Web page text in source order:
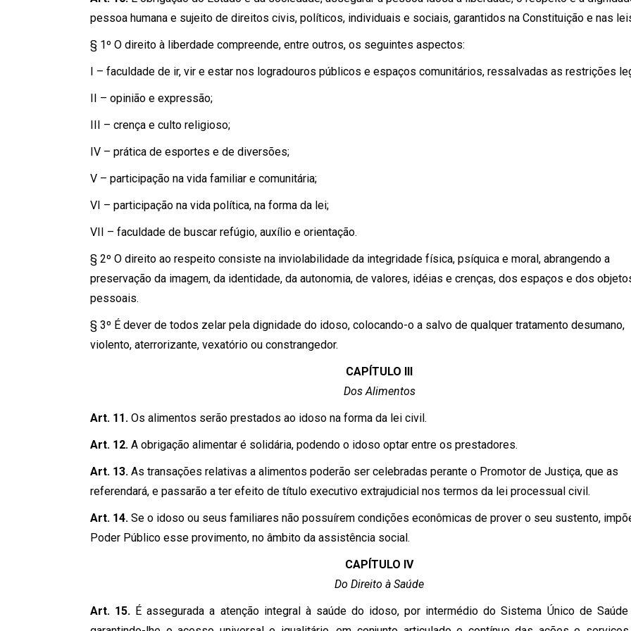
pessoa humana e sujeito de direitos civis, políticos, individuais e sociais, garantidos na Constituição e nas
§ 1º O direito à liberdade compreende, entre outros, os seguintes aspectos:
I – faculdade de ir, vir e estar nos logradouros públicos e espaços comunitários, ressalvadas as restrições
II – opinião e expressão;
III – crença e culto religioso;
IV – prática de esportes e de diversões;
V – participação na vida familiar e comunitária;
VI – participação na vida política, na forma da lei;
VII – faculdade de buscar refúgio, auxílio e orientação.
§ 2º O direito ao respeito consiste na inviolabilidade da integridade física, psíquica e moral, abrangendo a
preservação da imagem, da identidade, da autonomia, de valores, idéias e crenças, dos espaços e dos
pessoais.
§ 3º É dever de todos zelar pela dignidade do idoso, colocando-o a salvo de qualquer tratamento desumano,
violento, aterrorizante, vexatório ou constrangedor.
CAPÍTULO III
Dos Alimentos
Art. 11. Os alimentos serão prestados ao idoso na forma da lei civil.
Art. 12. A obrigação alimentar é solidária, podendo o idoso optar entre os prestadores.
Art. 13. As transações relativas a alimentos poderão ser celebradas perante o Promotor de Justiça, que as
referendará, e passarão a ter efeito de título executivo extrajudicial nos termos da lei processual civil.
Art. 14. Se o idoso ou seus familiares não possuírem condições econômicas de prover o seu sustento,
Poder Público esse provimento, no âmbito da assistência social.
CAPÍTULO IV
Do Direito à Saúde
Art. 15. É assegurada a atenção integral à saúde do idoso, por intermédio do Sistema Único de Saúde